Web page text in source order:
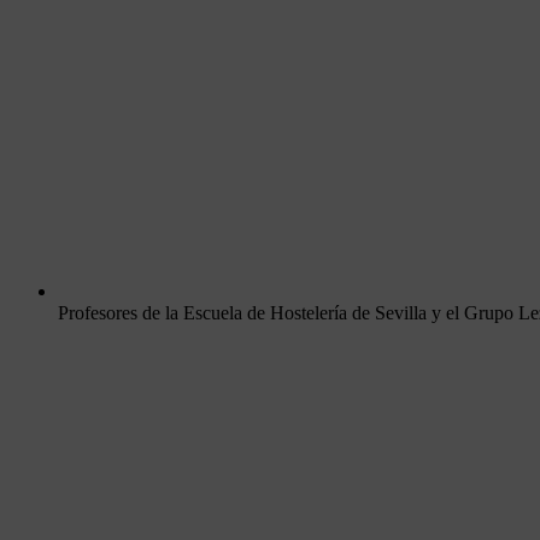
Profesores de la Escuela de Hostelería de Sevilla y el Grupo